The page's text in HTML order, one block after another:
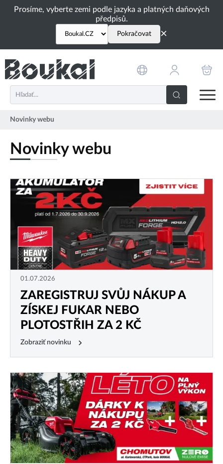
Prosíme, vyberte zemi podle jazyka a platných daňových
předpisů.
Pokračovat ×
Novinky webu
Novinky webu
01.07.2026
ZAREGISTRUJ SVŮJ NÁKUP A
ZÍSKEJ FUKAR NEBO
PLOTOSTŘIH ZA 2 KČ
Zobraziť novinku